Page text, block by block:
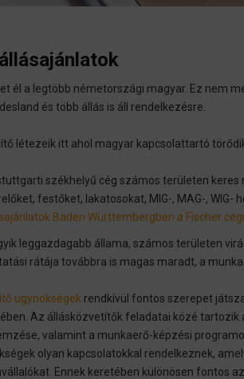
él a legtöbb németországi magyar. Ez nem
és több állás is áll rendelkezésre.
létezeik itt ahol magyar kapcsolattartó
székhelyű cég számos területen keres
festőket, lakatosokat, MIG-, MAG-, WIG-
Baden Württembergben a Fischer
leggazdagabb állama, számos területen
rátája továbbra is magas maradt, a
ügynökségek rendkívül fontos szerepet
Az állásközvetítők feladatai közé tartozik
valamint a munkaerő-képzési
olyan kapcsolatokkal rendelkeznek,
Ennek keretében különösen fontos